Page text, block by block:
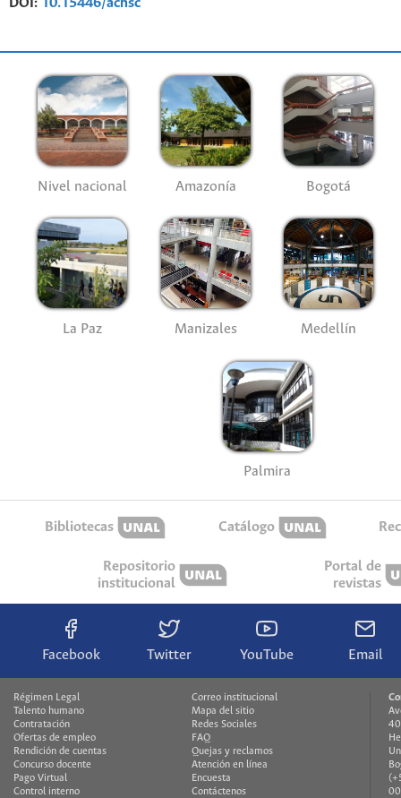
DOI: 10.15446/achsc
Nivel nacional Amazonía Bogotá
La Paz Manizales Medellín
Palmira
Bibliotecas Catálogo
Repositorio
institucional
Portal de
revistas
Facebook Twitter YouTube Email
Régimen Legal
Talento humano
Contratación
Ofertas de empleo
Rendición de cuentas
Concurso docente
Pago Virtual
Control interno
Correo institucional
Mapa del sitio
Redes Sociales
FAQ
Quejas y reclamos
Atención en línea
Encuesta
Contáctenos